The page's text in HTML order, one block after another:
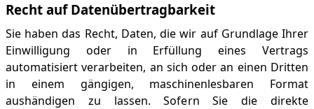
Recht auf Daten­übertrag­barkeit
Sie haben das Recht, Daten, die wir auf Grundlage Ihrer
Einwilligung oder in Erfüllung eines Vertrags
automatisiert verarbeiten, an sich oder an einen Dritten
in einem gängigen, maschinenlesbaren Format
aushändigen zu lassen. Sofern Sie die direkte